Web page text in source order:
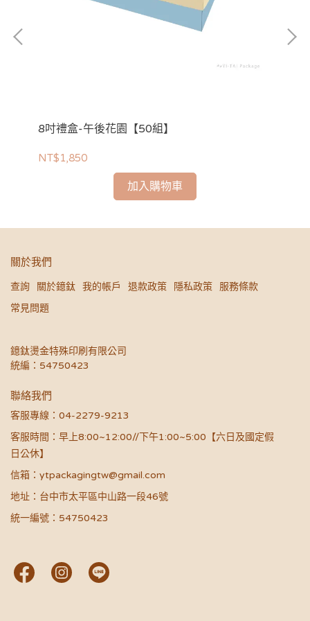
8吋禮盒-午後花園【50組】
NT$1,850
加入購物車
關於我們
查詢 關於鐿鈦 我的帳戶 退款政策 隱私政策
服務條款
常見問題
鐿鈦燙金特殊印刷有限公司
統編：54750423
聯絡我們
客服專線：04-2279-9213
客服時間：早上8:00~12:00//下午1:00~5:00【六日及國定假
日公休】
信箱：ytpackagingtw@gmail.com
地址：台中市太平區中山路一段46號
統一編號：54750423